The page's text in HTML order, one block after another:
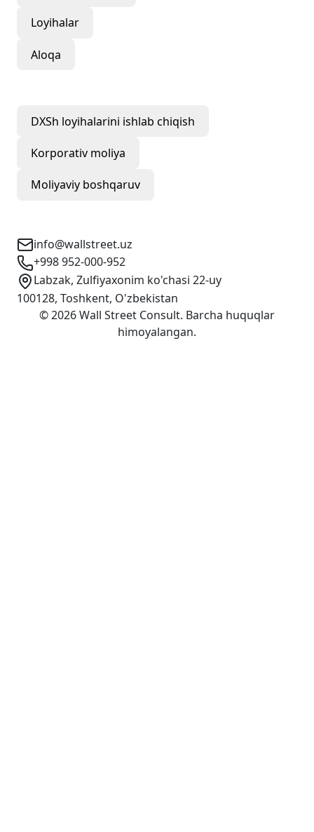
Loyihalar
Aloqa
DXSh loyihalarini ishlab chiqish
Korporativ moliya
Moliyaviy boshqaruv
info@wallstreet.uz
+998 952-000-952
Labzak, Zulfiyaxonim ko'chasi 22-uy
100128, Toshkent, O'zbekistan
©2026Wall Street Consult. Barcha huquqlar
himoyalangan.